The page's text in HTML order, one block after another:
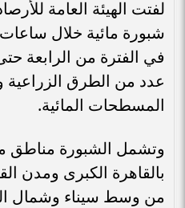
لفتت الهيئة العامة
شبورة مائية خلال ساعات
في الفترة من الرابعة
عدد من الطرق الزراعية
المسطحات المائية.
وتشمل الشبورة مناطق
بالقاهرة الكبرى ومدن
من وسط سيناء وشمال